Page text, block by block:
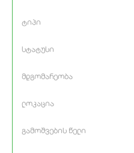
ტიპი
სტატუსი
მდგომარეობა
ლოკაცია
გამოშვების წელი